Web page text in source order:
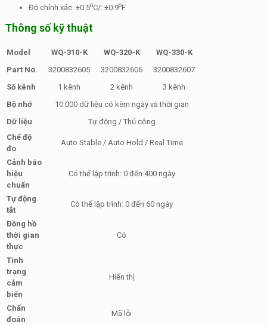
Độ chính xác: ±0.5oC/: ±0.9oF
Thông số kỹ thuật
Model WQ-310-K WQ-320-K
WQ-330-K
Part No.
3200832605 3200832606
3200832607
Số kênh
1 kênh 2 kênh
3 kênh
Bộ nhớ
10.000 dữ liệu có kèm ngày và thời gian
Dữ liệu
Tự động / Thủ công
Chế độ
đo
Auto Stable / Auto Hold / Real Time
Cảnh báo
hiệu
chuẩn
Có thể lập trình: 0 đến 400 ngày
Tự động
tắt
Có thể lập trình: 0 đến 60 ngày
Đồng hồ
thời gian
thực
Có
Tình
trạng
cảm
biến
Hiển thị
Chẩn
đoán
Mã lỗi